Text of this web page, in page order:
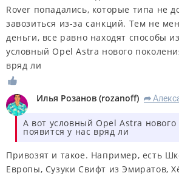
Rover попадались, которые типа не
завозиться из-за санкций. Тем не
деньги, все равно находят способы
условный Opel Astra нового
вряд ли
Илья Розанов (rozanoff) R
А вот условный Opel Astra нового
появится у нас вряд ли
Привозят и такое. Например, есть
Европы, Сузуки Свифт из Эмиратов,